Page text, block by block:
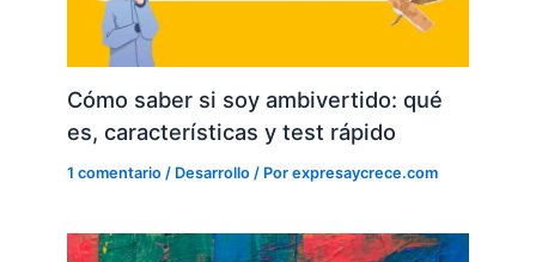
Cómo saber si soy ambivertido: qué
es, características y test rápido
1 comentario / Desarrollo / Porexpresaycrece.com